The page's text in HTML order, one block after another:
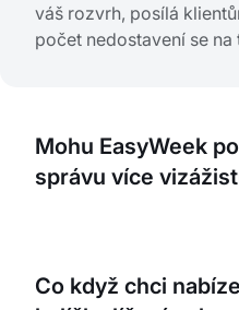
váš rozvrh, posílá
počet nedostavení se na
Mohu EasyWeek
správu více
rozvrh a dostupnost,
Co když chci